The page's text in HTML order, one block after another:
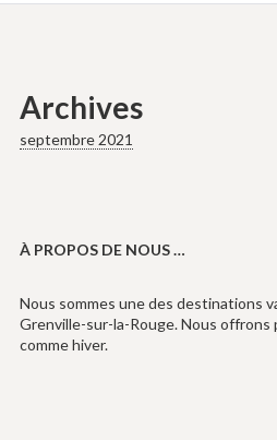
Archives
septembre 2021
À PROPOS DE NOUS …
Nous sommes une des destinations
Grenville-sur-la-Rouge. Nous
comme hiver.